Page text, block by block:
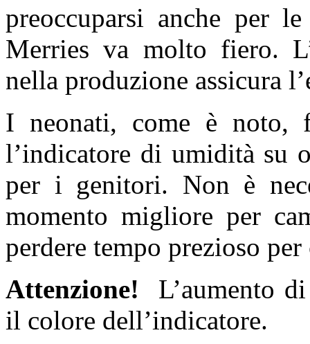
preoccuparsi anche per
Merries va molto fiero.
nella produzione assicura
I neonati, come è noto,
l’indicatore di umidità su
per i genitori. Non è
momento migliore per
perdere tempo prezioso
Attenzione!
L’aumento
il colore dell’indicatore.